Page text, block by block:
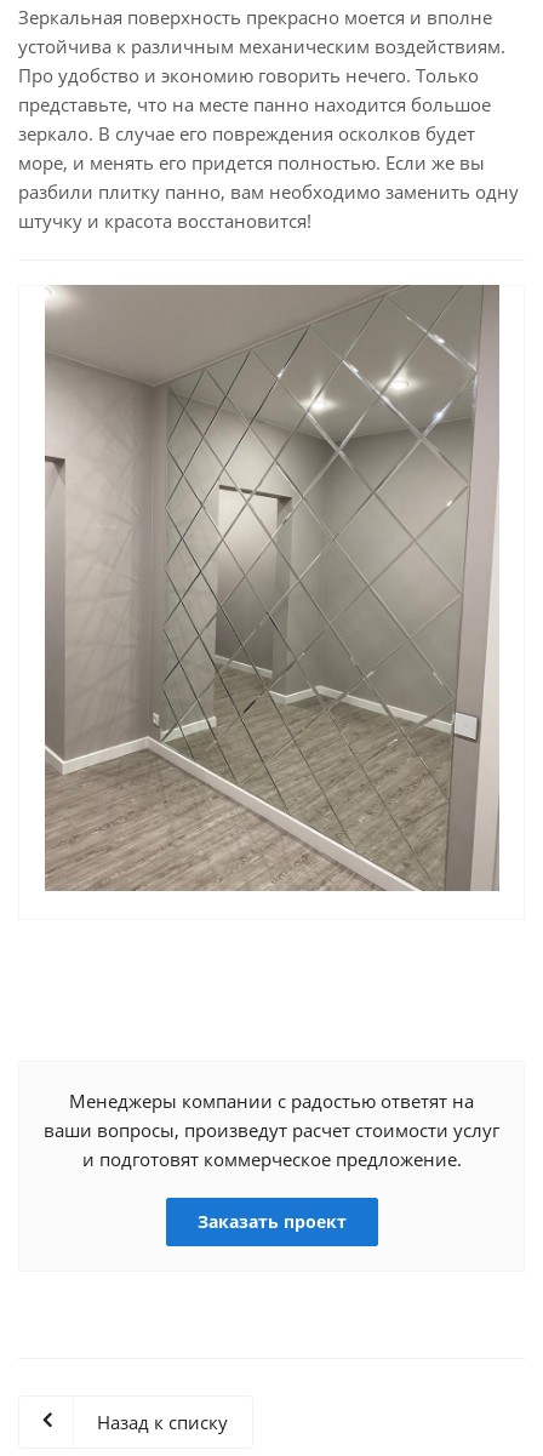
Зеркальная поверхность прекрасно моется и вполне
устойчива к различным механическим воздействиям.
Про удобство и экономию говорить нечего. Только
представьте, что на месте панно находится большое
зеркало. В случае его повреждения осколков будет
море, и менять его придется полностью. Если же вы
разбили плитку панно, вам необходимо заменить одну
штучку и красота восстановится!
Менеджеры компании с радостью ответят на
ваши вопросы, произведут расчет стоимости услуг
и подготовят коммерческое предложение.
Заказать проект
Назад к списку